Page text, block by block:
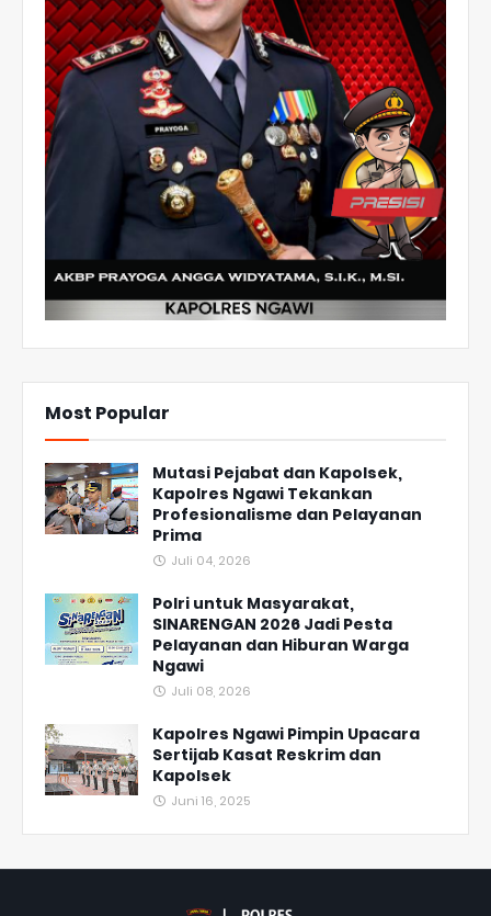
Most Popular
Mutasi Pejabat dan Kapolsek,
Kapolres Ngawi Tekankan
Profesionalisme dan Pelayanan
Prima
Juli 04, 2026
Polri untuk Masyarakat,
SINARENGAN 2026 Jadi Pesta
Pelayanan dan Hiburan Warga
Ngawi
Juli 08, 2026
Kapolres Ngawi Pimpin Upacara
Sertijab Kasat Reskrim dan
Kapolsek
Juni 16, 2025